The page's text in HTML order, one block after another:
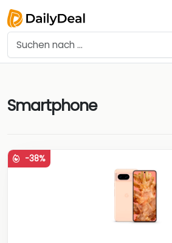
Smartphone
-38%